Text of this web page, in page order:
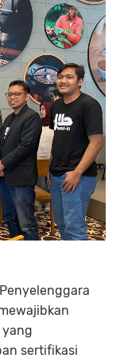
sertifikasi